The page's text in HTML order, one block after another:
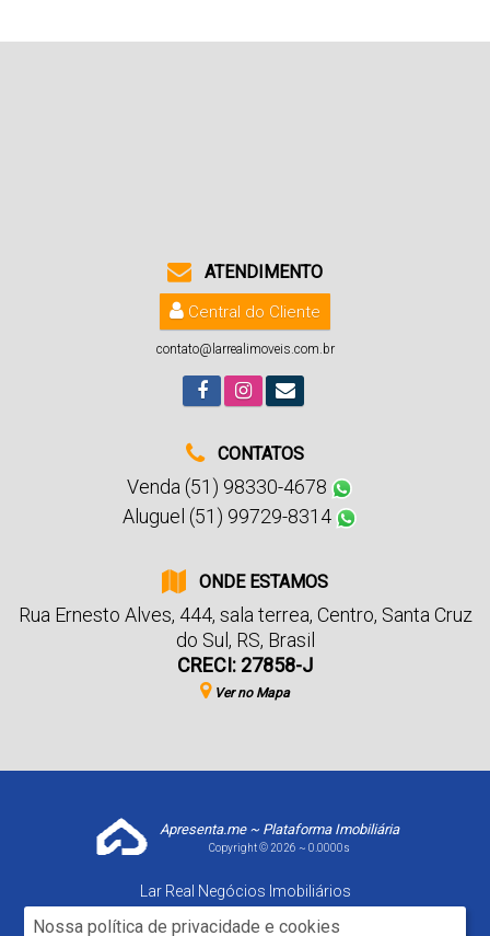
Nossa política de privacidade e cookies
ATENDIMENTO
Central do Cliente
contato@larrealimoveis.com.br
CONTATOS
Venda (51) 98330-4678
Aluguel (51) 99729-8314
ONDE ESTAMOS
Rua Ernesto Alves, 444, sala terrea, Centro, Santa Cruz
do Sul , RS, Brasil
CRECI: 27858-J
Ver no Mapa
Apresenta.me ~ Plataforma Imobiliária
Copyright © 2026 ~ 0.0000s
Lar Real Negócios Imobiliários